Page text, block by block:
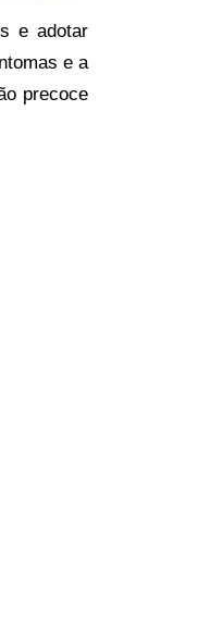
e adotar
e a
precoce